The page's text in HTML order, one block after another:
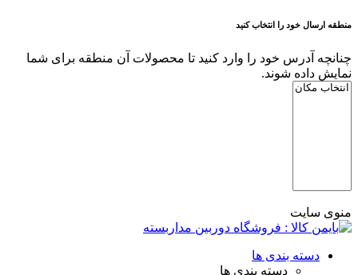
منطقه ارسال خود را انتخاب کنید
چنانچه آدرس خود را وارد کنید تا محصولات آن منطقه برای شما
نمایش داده شوند.
منوی سایت
دسته بندی ها
دسته بندی ها